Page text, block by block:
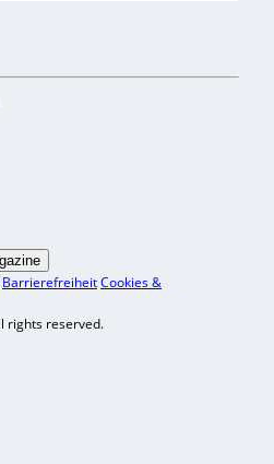
BarrierefreiheitCookies &
rights reserved.